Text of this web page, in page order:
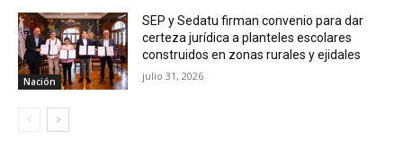
Nación
SEP y Sedatu firman convenio para dar
certeza jurídica a planteles escolares
construidos en zonas rurales y ejidales
julio 31, 2026